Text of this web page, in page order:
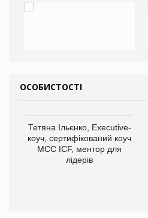
ОСОБИСТОСТІ
Тетяна Ільєнко, Executive-
коуч, сертифікований коуч
МСС ICF, ментор для
лідерів